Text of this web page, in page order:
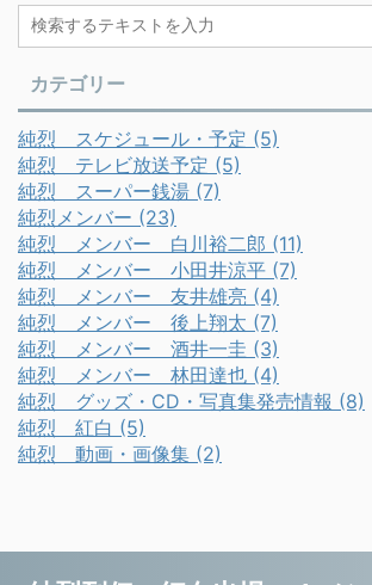
カテゴリー
純烈 スケジュール・予定 (5)
純烈 テレビ放送予定 (5)
純烈 スーパー銭湯 (7)
純烈メンバー (23)
純烈 メンバー 白川裕二郎 (11)
純烈 メンバー 小田井涼平 (7)
純烈 メンバー 友井雄亮 (4)
純烈 メンバー 後上翔太 (7)
純烈 メンバー 酒井一圭 (3)
純烈 メンバー 林田達也 (4)
純烈 グッズ・CD・写真集発売情報 (8)
純烈 紅白 (5)
純烈 動画・画像集 (2)